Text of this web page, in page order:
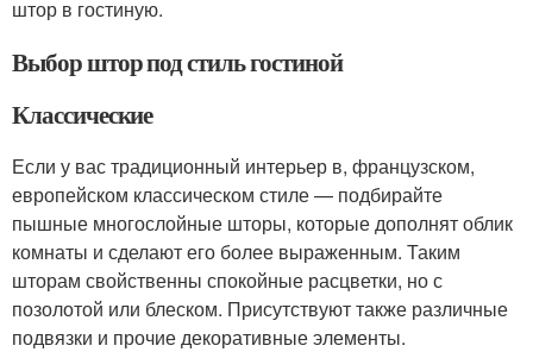
штор в гостиную.
Выбор штор под стиль гостиной
Классические
Если у вас традиционный интерьер в, французском,
европейском классическом стиле — подбирайте
пышные многослойные шторы, которые дополнят облик
комнаты и сделают его более выраженным. Таким
шторам свойственны спокойные расцветки, но с
позолотой или блеском. Присутствуют также различные
подвязки и прочие декоративные элементы.